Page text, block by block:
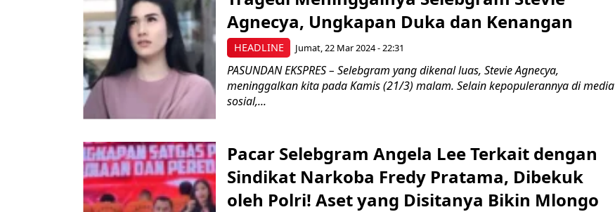
HEADLINE
Agnecya, Ungkapan Duka dan Kenangan
Jumat, 22 Mar 2024 - 22:31
PASUNDAN EKSPRES – Selebgram yang dikenal luas, Stevie Agnecya,
meninggalkan kita pada Kamis (21/3) malam. Selain kepopulerannya di media
sosial,...
Pacar Selebgram Angela Lee Terkait dengan
Sindikat Narkoba Fredy Pratama, Dibekuk
oleh Polri! Aset yang Disitanya Bikin Mlongo